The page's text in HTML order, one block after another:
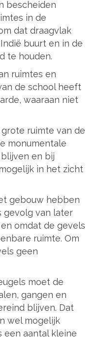
bescheiden
in de
dat draagvlak
buurt en in de
te houden.
ruimtes en
de school heeft
waaraan niet
ruimte van de
monumentale
en bij
in het zicht
gebouw hebben
gevolg van later
omdat de gevels
ruimte. Om
geen
moet de
gangen en
blijven. Dat
wel mogelijk
een aantal kleine